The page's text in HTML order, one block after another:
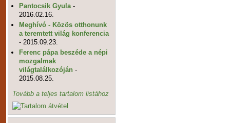
Pantocsik Gyula -
2016.02.16.
Meghívó - Közös otthonunk
a teremtett világ konferencia
- 2015.09.23.
Ferenc pápa beszéde a népi
mozgalmak
világtalálkozóján -
2015.08.25.
Tovább a teljes tartalom listához